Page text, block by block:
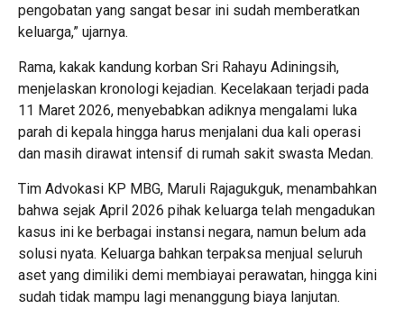
pengobatan yang sangat besar ini sudah memberatkan
keluarga,” ujarnya.
Rama, kakak kandung korban Sri Rahayu Adiningsih,
menjelaskan kronologi kejadian. Kecelakaan terjadi pada
11 Maret 2026, menyebabkan adiknya mengalami luka
parah di kepala hingga harus menjalani dua kali operasi
dan masih dirawat intensif di rumah sakit swasta Medan.
Tim Advokasi KP MBG, Maruli Rajagukguk, menambahkan
bahwa sejak April 2026 pihak keluarga telah mengadukan
kasus ini ke berbagai instansi negara, namun belum ada
solusi nyata. Keluarga bahkan terpaksa menjual seluruh
aset yang dimiliki demi membiayai perawatan, hingga kini
sudah tidak mampu lagi menanggung biaya lanjutan.